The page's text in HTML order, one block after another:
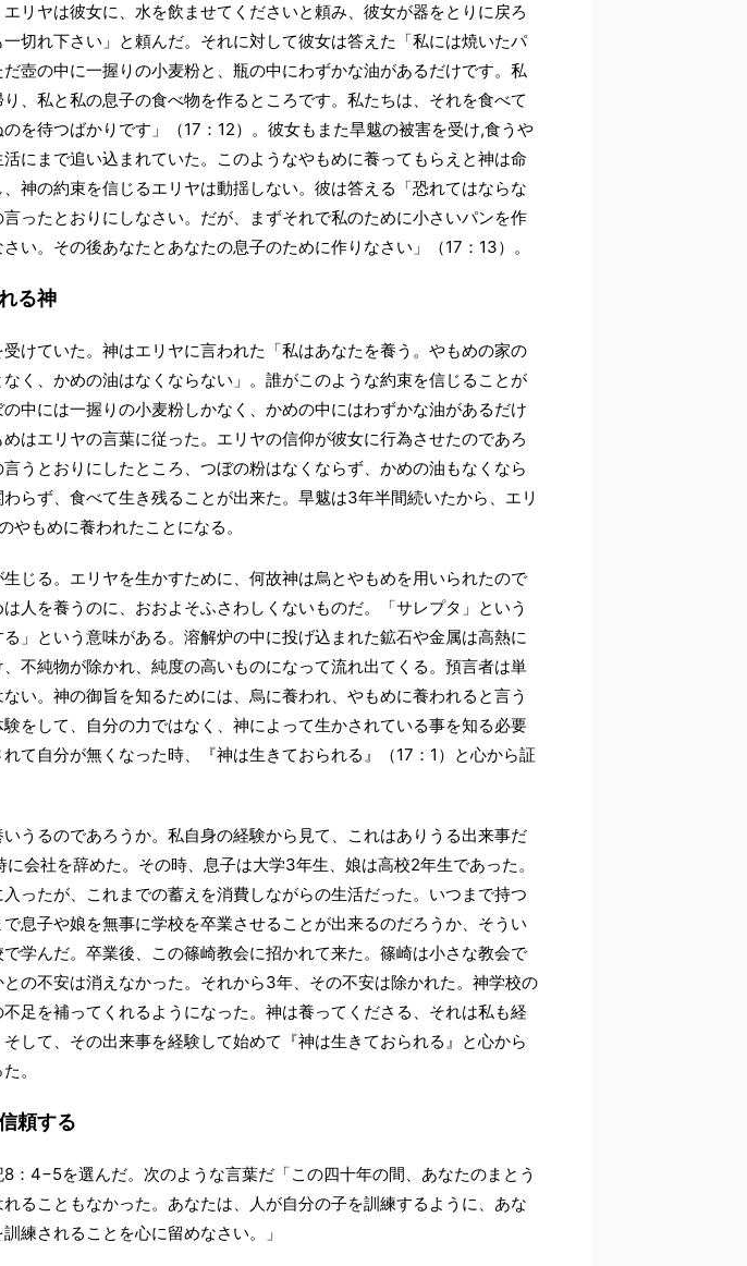
リヤは彼女に、水を飲ませてくださいと頼み、彼女が器をとりに戻ろ
切れ下さい」と頼んだ。それに対して彼女は答えた「私には焼いたパ
壺の中に一握りの小麦粉と、瓶の中にわずかな油があるだけです。私
、私と私の息子の食べ物を作るところです。私たちは、それを食べて
を待つばかりです」（17：12）。彼女もまた旱魃の被害を受け,食うや
にまで追い込まれていた。このようなやもめに養ってもらえと神は命
神の約束を信じるエリヤは動揺しない。彼は答える「恐れてはならな
ったとおりにしなさい。だが、まずそれで私のために小さいパンを作
い。その後あなたとあなたの息子のために作りなさい」（17：13）。
る神
受けていた。神はエリヤに言われた「私はあなたを養う。やもめの家の
く、かめの油はなくならない」。誰がこのような約束を信じることが
中には一握りの小麦粉しかなく、かめの中にはわずかな油があるだけ
はエリヤの言葉に従った。エリヤの信仰が彼女に行為させたのであろ
うとおりにしたところ、つぼの粉はなくならず、かめの油もなくなら
らず、食べて生き残ることが出来た。旱魃は3年半間続いたから、エリ
やもめに養われたことになる。
生じる。エリヤを生かすために、何故神は烏とやもめを用いられたので
人を養うのに、おおよそふさわしくないものだ。「サレプタ」という
」という意味がある。溶解炉の中に投げ込まれた鉱石や金属は高熱に
不純物が除かれ、純度の高いものになって流れ出てくる。預言者は単
い。神の御旨を知るためには、烏に養われ、やもめに養われると言う
をして、自分の力ではなく、神によって生かされている事を知る必要
て自分が無くなった時、『神は生きておられる』（17：1）と心から証
いうるのであろうか。私自身の経験から見て、これはありうる出来事だ
会社を辞めた。その時、息子は大学3年生、娘は高校2年生であった。
ったが、これまでの蓄えを消費しながらの生活だった。いつまで持つ
息子や娘を無事に学校を卒業させることが出来るのだろうか、そうい
学んだ。卒業後、この篠崎教会に招かれて来た。篠崎は小さな教会で
の不安は消えなかった。それから3年、その不安は除かれた。神学校の
足を補ってくれるようになった。神は養ってくださる、それは私も経
して、その出来事を経験して始めて『神は生きておられる』と心から
。
頼する
8：4−5を選んだ。次のような言葉だ「この四十年の間、あなたのまとう
ることもなかった。あなたは、人が自分の子を訓練するように、あな
練されることを心に留めなさい。」